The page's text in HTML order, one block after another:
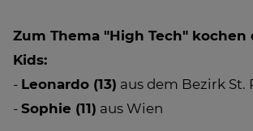
Zum Thema "High Tech" kochen
Kids:
- Leonardo (13) aus dem Bezirk St.
- Sophie (11) aus Wien